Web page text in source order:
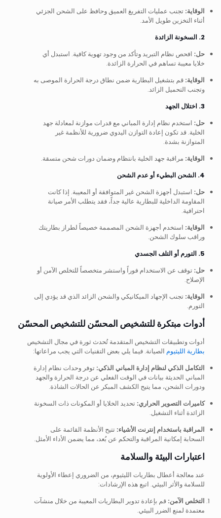
الوقاية: تجنب عمليات التفريغ العميق وحافظ على الشحن الجزئي
أثناء التخزين طويل الأمد.
2. السخونة الزائدة
حل: افحص نظام التبريد وتأكد من وجود تهوية كافية. استبدل أي
خلايا معيبة تساهم في الحرارة الزائدة.
الوقاية: قم بتشغيل البطارية ضمن نطاق درجة الحرارة الموصى به
وتجنب التحميل الزائد.
3. اختلال الجهد
حل: استخدم نظام إدارة المباني مع قدرات موازنة لمعادلة جهد
الخلية. قد تكون إعادة التوازن اليدوي ضرورية للأنظمة غير
المتوازنة بشدة.
الوقاية: مراقبة جهد الخلية بانتظام وضمان دورات شحن متسقة.
4. الشحن البطيء أو عدم الشحن
حل: استبدل أجهزة الشحن غير المتوافقة أو المعيبة. إذا كانت
المقاومة الداخلية للبطارية عالية جداً، فقد يتطلب الأمر صيانة
احترافية.
الوقاية: استخدم أجهزة الشحن المصممة خصيصاً لطراز بطاريتك
وراقب سلوك الشحن.
5. التورم أو التلف الجسدي
حل: توقف عن الاستخدام فوراً واستشر متخصصاً للتخلص الآمن أو
الإصلاح.
الوقاية: تجنب الإجهاد الميكانيكي والشحن الزائد الذي قد يؤدي إلى
التورم.
أدوات مبتكرة للتشخيص المحسّن للتشخيص المحسّن
أدوات وتطبيقات التشخيص المتقدمة تُحدث ثورة في مجال التشخيص
بطارية الليثيوم الصيانة. فيما يلي بعض التقنيات التي يجب مراعاتها:
التكامل الذكي لنظام إدارة المباني الذكي: توفر وحدات نظام إدارة
المباني الحديثة بيانات في الوقت الفعلي عن درجة الحرارة والجهد
ودورات الشحن، مما يتيح الكشف المبكر عن الحالات الشاذة.
كاميرات التصوير الحراري: تحديد الخلايا أو المكونات ذات السخونة
الزائدة أثناء التشغيل.
المراقبة باستخدام إنترنت الأشياء: تتيح الأنظمة القائمة على
السحابة إمكانية المراقبة والتحكم عن بُعد، مما يضمن الأداء الأمثل.
اعتبارات البيئة والسلامة
عند معالجة أعطال بطاريات الليثيوم، من الضروري إعطاء الأولوية
للسلامة والأثر البيئي. اتبع هذه الإرشادات:
التخلص الآمن: قم بإعادة تدوير البطاريات المعيبة من خلال منشآت
معتمدة لمنع الضرر البيئي.